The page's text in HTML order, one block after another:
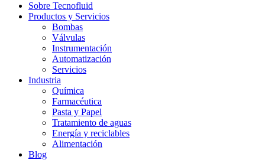
Sobre Tecnofluid
Productos y Servicios
Bombas
Válvulas
Instrumentación
Automatización
Servicios
Industria
Química
Farmacéutica
Pasta y Papel
Tratamiento de aguas
Energía y reciclables
Alimentación
Blog